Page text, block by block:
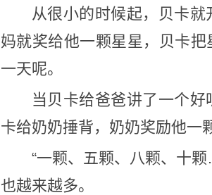
从很小的时候起，贝卡
妈就奖给他一颗星星，贝卡
一天呢。
当贝卡给爸爸讲了一个
卡给奶奶捶背，奶奶奖励他一
“一颗、五颗、八颗、十
也越来越多。